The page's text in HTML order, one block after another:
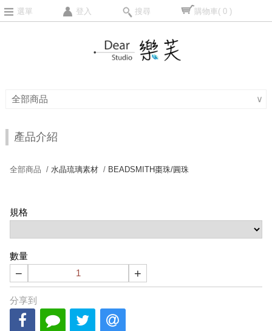
選單 登入 搜尋 購物車( 0 )
全部商品 ∨
產品介紹
全部商品 / 水晶琉璃素材 / BEADSMITH棗珠/圓珠
規格
數量
− +
分享到